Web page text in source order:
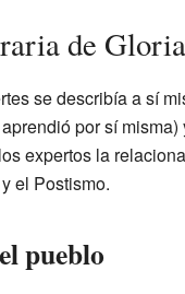
de
se describía a sí
por sí
expertos la
y el Postismo.
pueblo